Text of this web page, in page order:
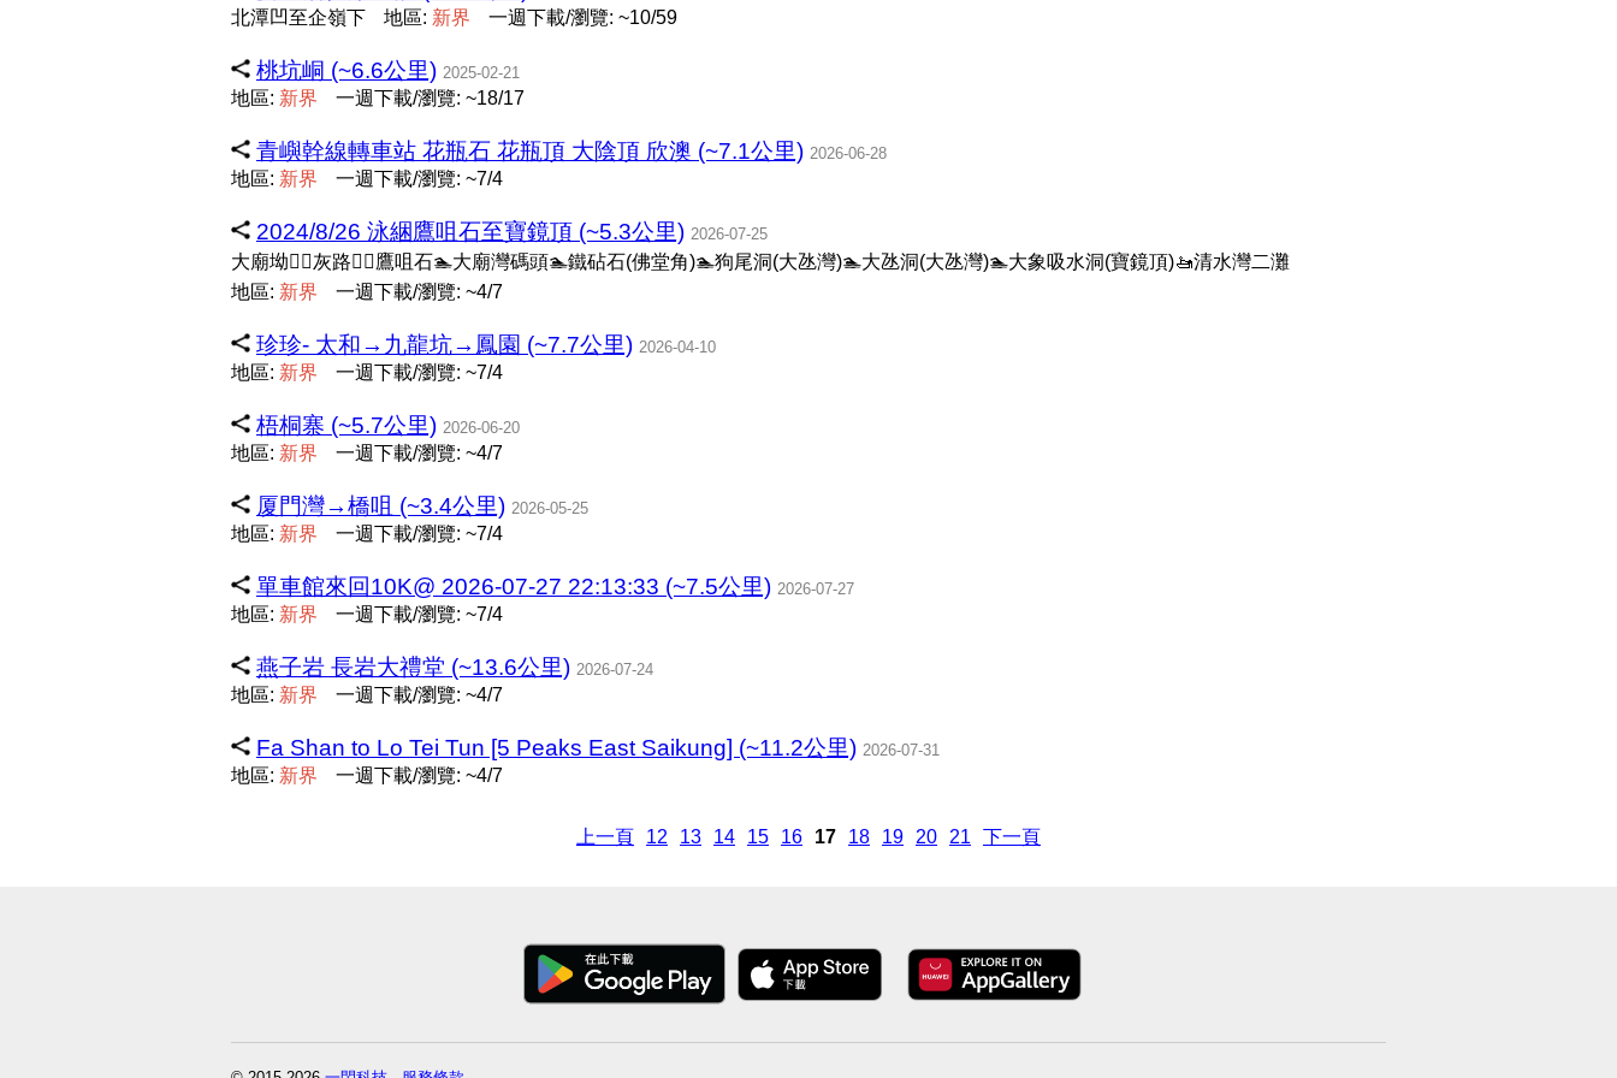
北潭凹至企嶺下 地區: 新界 一週下載/瀏覽: ~10/59
桃坑峒 (~6.6公里) 2025-02-21
地區: 新界 一週下載/瀏覽: ~18/17
青嶼幹線轉車站 花瓶石 花瓶頂 大陰頂 欣澳 (~7.1公里) 2026-06-28
地區: 新界 一週下載/瀏覽: ~7/4
2024/8/26 泳綑鷹咀石至寶鏡頂 (~5.3公里) 2026-07-25
大廟坳🚶‍♀️灰路🚶‍♀️鷹咀石🏊大廟灣碼頭🏊鐵砧石(佛堂角)🏊狗尾洞(大氹灣)🏊大氹洞(大氹灣)🏊大象吸水洞(寶鏡頂)🚤清水灣二灘
地區: 新界 一週下載/瀏覽: ~4/7
珍珍- 太和→九龍坑→鳳園 (~7.7公里) 2026-04-10
地區: 新界 一週下載/瀏覽: ~7/4
梧桐寨 (~5.7公里) 2026-06-20
地區: 新界 一週下載/瀏覽: ~4/7
厦門灣→橋咀 (~3.4公里) 2026-05-25
地區: 新界 一週下載/瀏覽: ~7/4
單車館來回10K@ 2026-07-27 22:13:33 (~7.5公里) 2026-07-27
地區: 新界 一週下載/瀏覽: ~7/4
燕子岩 長岩大禮堂 (~13.6公里) 2026-07-24
地區: 新界 一週下載/瀏覽: ~4/7
Fa Shan to Lo Tei Tun [5 Peaks East Saikung] (~11.2公里) 2026-07-31
地區: 新界 一週下載/瀏覽: ~4/7
上一頁 12 13 14 15 16 17 18 19 20 21 下一頁